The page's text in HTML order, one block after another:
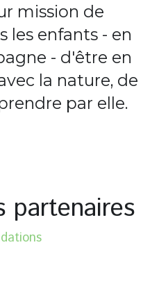
mission de
les enfants - en
- d'être en
la nature, de
par elle.
partenaires